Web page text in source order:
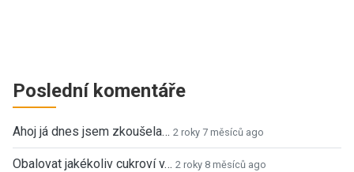
Poslední komentáře
Ahoj já dnes jsem zkoušela… 2 roky 7 měsíců ago
Obalovat jakékoliv cukroví v… 2 roky 8 měsíců ago